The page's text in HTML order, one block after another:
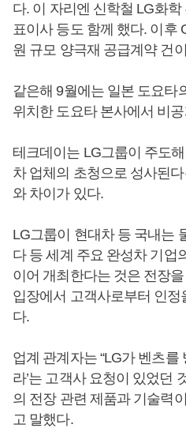
다. 이 자리엔 신학철 LG화
표이사 등도 함께 했다. 이후
원 규모 양극재 공급계약 건
같은해 9월에는 일본 도요타
위치한 도요타 본사에서 비
테크데이는 LG그룹이 주도
차 업체의 초청으로 성사된
와 차이가 있다.
LG그룹이 현대차 등 국내는
다 등 세계 주요 완성차 기업
이어 개최한다는 것은 전장
입장에서 고객사로부터 인
다.
업계 관계자는 “LG가 벤츠를
라’는 고객사 요청이 있었던
의 전장 관련 제품과 기술력
고 말했다.